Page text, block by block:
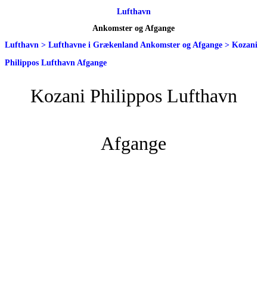
Lufthavn
Ankomster og Afgange
Lufthavn > Lufthavne i Grækenland Ankomster og Afgange > Kozani
Philippos Lufthavn Afgange
Kozani Philippos Lufthavn
Afgange